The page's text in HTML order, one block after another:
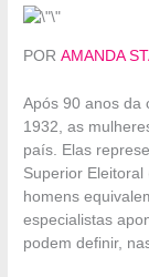
PORAMANDA
Após 90 anos da
1932, as
país. Elas
Superior
homens
especialistas
podem definir,